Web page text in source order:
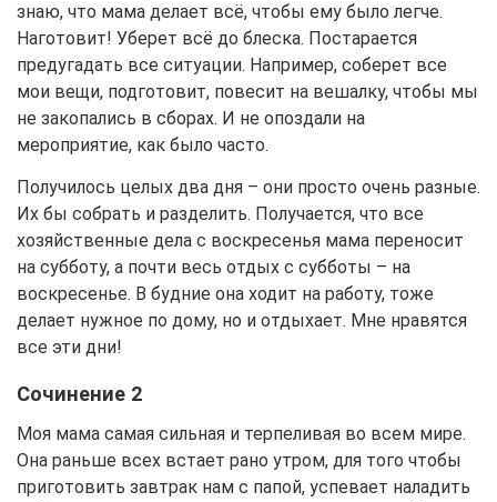
знаю, что мама делает всё, чтобы ему было легче.
Наготовит! Уберет всё до блеска. Постарается
предугадать все ситуации. Например, соберет все
мои вещи, подготовит, повесит на вешалку, чтобы мы
не закопались в сборах. И не опоздали на
мероприятие, как было часто.
Получилось целых два дня – они просто очень разные.
Их бы собрать и разделить. Получается, что все
хозяйственные дела с воскресенья мама переносит
на субботу, а почти весь отдых с субботы – на
воскресенье. В будние она ходит на работу, тоже
делает нужное по дому, но и отдыхает. Мне нравятся
все эти дни!
Сочинение 2
Моя мама самая сильная и терпеливая во всем мире.
Она раньше всех встает рано утром, для того чтобы
приготовить завтрак нам с папой, успевает наладить